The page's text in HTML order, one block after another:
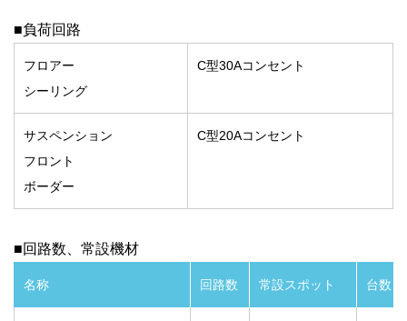
■負荷回路
フロアー
シーリング
C型30Aコンセント
サスペンション
フロント
ボーダー
C型20Aコンセント
■回路数、常設機材
名称 回路数 常設スポット 台数